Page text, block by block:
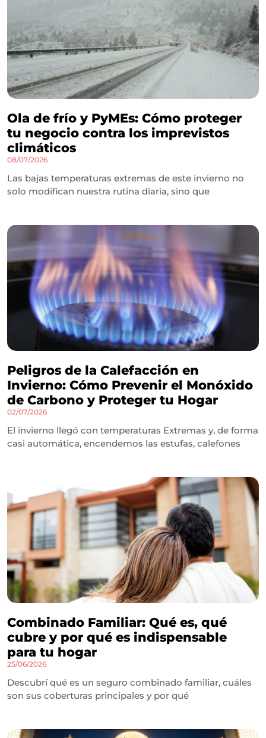
Ola de frío y PyMEs: Cómo proteger
tu negocio contra los imprevistos
climáticos
08/07/2026
Las bajas temperaturas extremas de este invierno no
solo modifican nuestra rutina diaria, sino que
Peligros de la Calefacción en
Invierno: Cómo Prevenir el Monóxido
de Carbono y Proteger tu Hogar
02/07/2026
El invierno llegó con temperaturas Extremas y, de forma
casi automática, encendemos las estufas, calefones
Combinado Familiar: Qué es, qué
cubre y por qué es indispensable
para tu hogar
25/06/2026
Descubrí qué es un seguro combinado familiar, cuáles
son sus coberturas principales y por qué